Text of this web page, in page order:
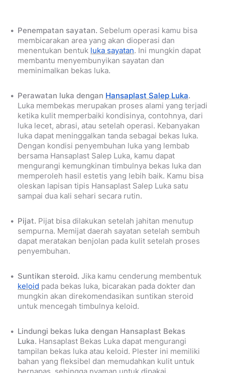
Penempatan sayatan. Sebelum operasi kamu bisa
membicarakan area yang akan dioperasi dan
menentukan bentuk luka sayatan. Ini mungkin dapat
membantu menyembunyikan sayatan dan
meminimalkan bekas luka.
Perawatan luka dengan Hansaplast Salep Luka.
Luka membekas merupakan proses alami yang terjadi
ketika kulit memperbaiki kondisinya, contohnya, dari
luka lecet, abrasi, atau setelah operasi. Kebanyakan
luka dapat meninggalkan tanda sebagai bekas luka.
Dengan kondisi penyembuhan luka yang lembab
bersama Hansaplast Salep Luka, kamu dapat
mengurangi kemungkinan timbulnya bekas luka dan
memperoleh hasil estetis yang lebih baik. Kamu bisa
oleskan lapisan tipis Hansaplast Salep Luka satu
sampai dua kali sehari secara rutin.
Pijat. Pijat bisa dilakukan setelah jahitan menutup
sempurna. Memijat daerah sayatan setelah sembuh
dapat meratakan benjolan pada kulit setelah proses
penyembuhan.
Suntikan steroid. Jika kamu cenderung membentuk
keloid pada bekas luka, bicarakan pada dokter dan
mungkin akan direkomendasikan suntikan steroid
untuk mencegah timbulnya keloid.
Lindungi bekas luka dengan Hansaplast Bekas
Luka. Hansaplast Bekas Luka dapat mengurangi
tampilan bekas luka atau keloid. Plester ini memiliki
bahan yang fleksibel dan memudahkan kulit untuk